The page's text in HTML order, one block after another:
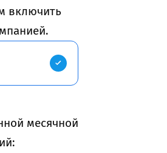
включить
месячной